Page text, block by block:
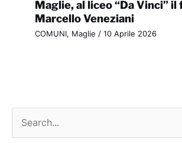
Maglie, al liceo “Da Vinci”
Marcello Veneziani
COMUNI, Maglie / 10 Aprile 2026